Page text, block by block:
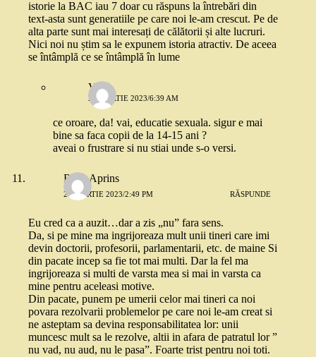
istorie la BAC iau 7 doar cu răspuns la întrebări din
text-asta sunt generatiile pe care noi le-am crescut. Pe de
alta parte sunt mai interesați de călătorii și alte lucruri.
Nici noi nu știm sa le expunem istoria atractiv. De aceea
se întâmplă ce se întâmplă în lume
Vasi
21 MARTIE 2023/6:39 AM
ce oroare, da! vai, educatie sexuala. sigur e mai
bine sa faca copii de la 14-15 ani ?
aveai o frustrare si nu stiai unde s-o versi.
Rosu Aprins
20 MARTIE 2023/2:49 PM RĂSPUNDE
Eu cred ca a auzit…dar a zis „nu” fara sens.
Da, si pe mine ma ingrijoreaza mult unii tineri care imi
devin doctorii, profesorii, parlamentarii, etc. de maine Si
din pacate incep sa fie tot mai multi. Dar la fel ma
ingrijoreaza si multi de varsta mea si mai in varsta ca
mine pentru aceleasi motive.
Din pacate, punem pe umerii celor mai tineri ca noi
povara rezolvarii problemelor pe care noi le-am creat si
ne asteptam sa devina responsabilitatea lor: unii
muncesc mult sa le rezolve, altii in afara de patratul lor ”
nu vad, nu aud, nu le pasa”. Foarte trist pentru noi toti.